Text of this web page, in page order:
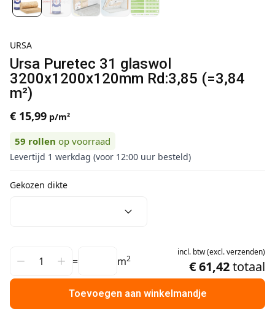
URSA
Ursa Puretec 31 glaswol
3200x1200x120mm Rd:3,85 (=3,84
m²)
€ 15,99 p/m²
59 rollen op voorraad
Levertijd 1 werkdag (voor 12:00 uur besteld)
Gekozen dikte
= m2
incl. btw(excl.verzenden)
€ 61,42totaal
Toevoegen aan winkelmandje